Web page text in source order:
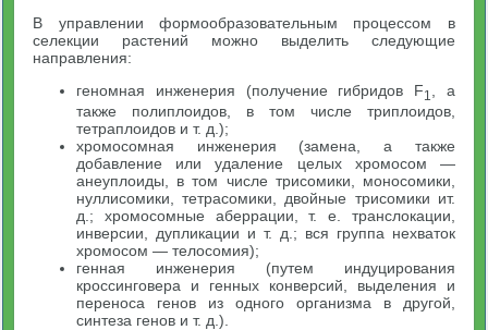
В управлении формообразовательным процессом в
селекции растений можно выделить следующие
направления:
геномная инженерия (получение гибридов F1
, а
также полиплоидов, в том числе триплоидов,
тетраплоидов и т. д.);
хромосомная инженерия (замена, а также
добавление или удаление целых хромосом —
анеуплоиды, в том числе трисомики, моносомики,
нуллисомики, тетрасомики, двойные трисомики ит.
д.; хромосомные аберрации, т. е. транслокации,
инверсии, дупликации и т. д.; вся группа нехваток
хромосом — телосомия);
генная инженерия (путем индуцирования
кроссинговера и генных конверсий, выделения и
переноса генов из одного организма в другой,
синтеза генов и т. д.).